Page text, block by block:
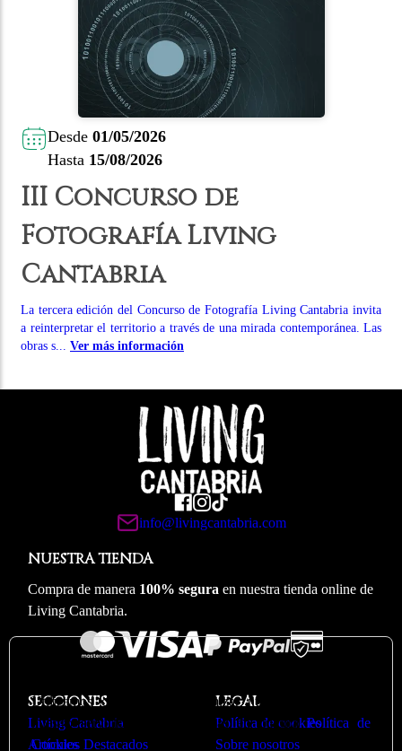
Desde 01/05/2026
Hasta 15/08/2026
III Concurso de
Fotografía Living
Cantabria
La tercera edición del Concurso de Fotografía Living Cantabria invita
a reinterpretar el territorio a través de una mirada contemporánea. Las
obras s... Ver más información
info@livingcantabria.com
NUESTRA TIENDA
Compra de manera 100% segura en nuestra tienda online de
Living Cantabria.
SECCIONES
Living Cantabria
Artículos Destacados
LEGAL
Política de cookies
Sobre nosotros
Utilizamos cookies para optimizar nuestro sitio web y
nuestro servicio. Puede ver más en nuestraPolítica de
Cookies